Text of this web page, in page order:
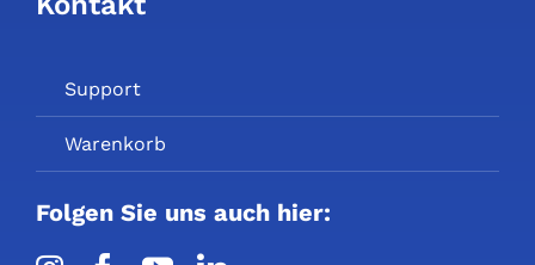
Support
Warenkorb
Folgen Sie uns auch hier: